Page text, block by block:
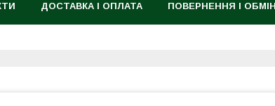
ДОСТАВКА І ОПЛАТА ПОВЕРНЕННЯ І